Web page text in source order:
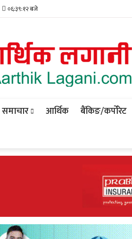
०६:३९:१३ बजे
समाचार आर्थिक बैंकिङ/कर्पोरेट